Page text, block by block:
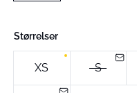
Størrelser
XS S